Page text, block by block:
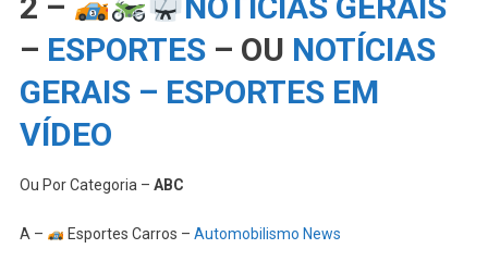
– ESPORTES– OU NOTÍCIAS
GERAIS – ESPORTES EM
VÍDEO
Ou Por Categoria – ABC
A – Esportes Carros – Automobilismo News